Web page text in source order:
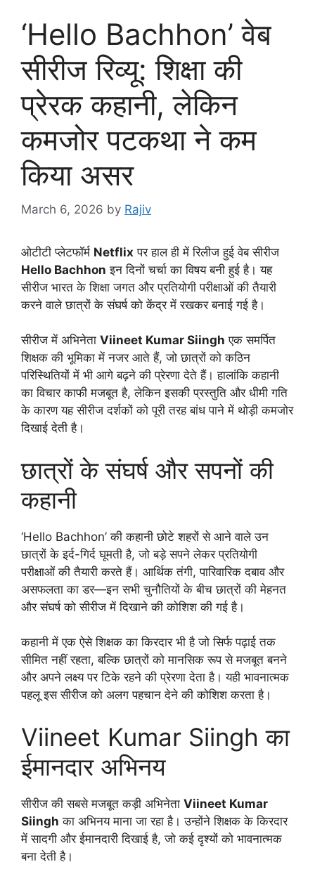
‘Hello Bachhon’ वेब
सीरीज रिव्यू: शिक्षा की
प्रेरक कहानी, लेकिन
कमजोर पटकथा ने कम
किया असर
March 6, 2026 by Rajiv
ओटीटी प्लेटफॉर्म Netflix पर हाल ही में रिलीज हुई वेब सीरीज
Hello Bachhon इन दिनों चर्चा का विषय बनी हुई है। यह
सीरीज भारत के शिक्षा जगत और प्रतियोगी परीक्षाओं की तैयारी
करने वाले छात्रों के संघर्ष को केंद्र में रखकर बनाई गई है।
सीरीज में अभिनेता Viineet Kumar Siingh एक समर्पित
शिक्षक की भूमिका में नजर आते हैं, जो छात्रों को कठिन
परिस्थितियों में भी आगे बढ़ने की प्रेरणा देते हैं। हालांकि कहानी
का विचार काफी मजबूत है, लेकिन इसकी प्रस्तुति और धीमी गति
के कारण यह सीरीज दर्शकों को पूरी तरह बांध पाने में थोड़ी कमजोर
दिखाई देती है।
छात्रों के संघर्ष और सपनों की
कहानी
‘Hello Bachhon’ की कहानी छोटे शहरों से आने वाले उन
छात्रों के इर्द-गिर्द घूमती है, जो बड़े सपने लेकर प्रतियोगी
परीक्षाओं की तैयारी करते हैं। आर्थिक तंगी, पारिवारिक दबाव और
असफलता का डर—इन सभी चुनौतियों के बीच छात्रों की मेहनत
और संघर्ष को सीरीज में दिखाने की कोशिश की गई है।
कहानी में एक ऐसे शिक्षक का किरदार भी है जो सिर्फ पढ़ाई तक
सीमित नहीं रहता, बल्कि छात्रों को मानसिक रूप से मजबूत बनने
और अपने लक्ष्य पर टिके रहने की प्रेरणा देता है। यही भावनात्मक
पहलू इस सीरीज को अलग पहचान देने की कोशिश करता है।
Viineet Kumar Siingh का
ईमानदार अभिनय
सीरीज की सबसे मजबूत कड़ी अभिनेता Viineet Kumar
Siingh का अभिनय माना जा रहा है। उन्होंने शिक्षक के किरदार
में सादगी और ईमानदारी दिखाई है, जो कई दृश्यों को भावनात्मक
बना देती है।